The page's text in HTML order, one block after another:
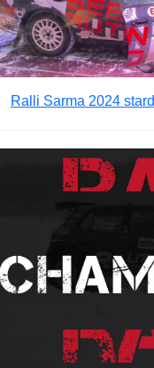
Ralli Sarma 2024